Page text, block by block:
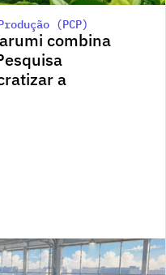
(PCP)
combina
a